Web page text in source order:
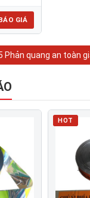
GIÁ
Phản quang an toàn
HOT